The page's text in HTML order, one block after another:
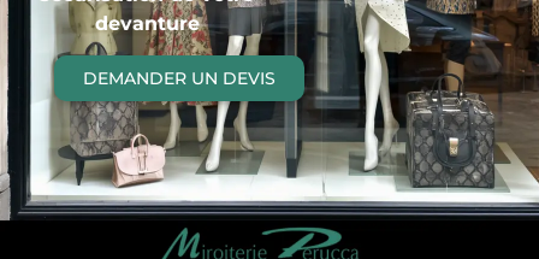
devanture
DEMANDER UN DEVIS